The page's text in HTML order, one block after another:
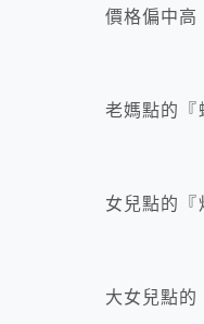
價格偏中高
老媽點的『
女兒點的『
大女兒點的